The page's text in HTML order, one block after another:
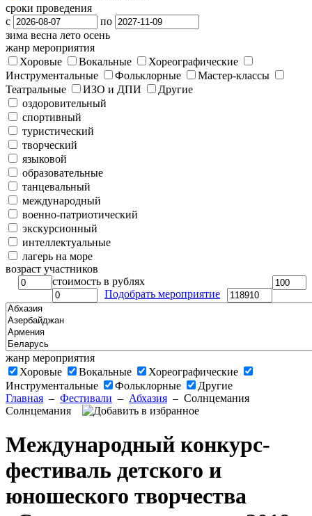
сроки проведения
с
по
зима весна лето осень
жанр мероприятия
Хоровые
Вокальные
Хореографические
Инструментальные
Фольклорные
Мастер-классы
Театральные
ИЗО и ДПИ
Другие
оздоровительный
спортивный
туристический
творческий
языковой
образовательные
танцевальный
международный
военно-патриотический
экскурсионный
интеллектуальные
лагерь на море
возраст участников
стоимость в рублях
Подобрать мероприятие
жанр мероприятия
Хоровые
Вокальные
Хореографические
Инструментальные
Фольклорные
Другие
Главная – Фестивали – Абхазия – Солнцемания
Солнцемания
Международный конкурс-
фестиваль детского и
юношеского творчества